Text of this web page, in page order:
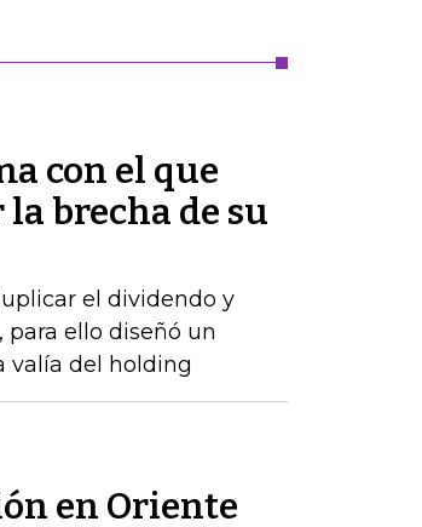
con el que
brecha de su
el dividendo y
ello diseñó un
valía del holding
en Oriente